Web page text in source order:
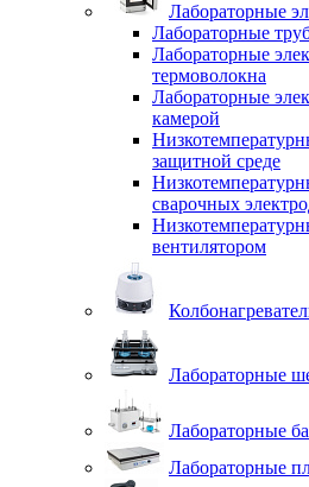
Лабораторные
Лабораторные
Лабораторные
термоволокна
Лабораторные
камерой
защитной среде
cварочных
вентилятором
Лабораторные
Лабораторные
Лабораторные